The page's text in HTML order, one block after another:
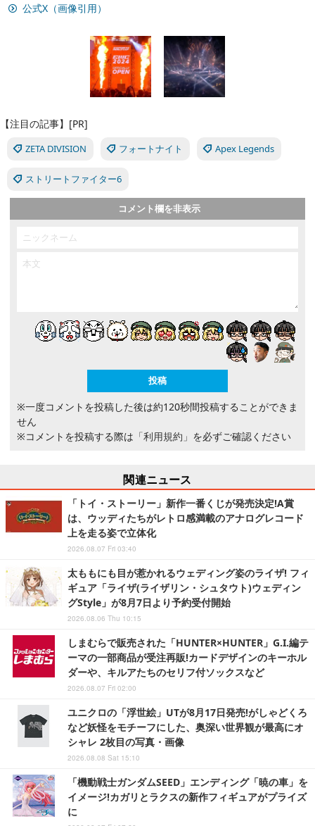
公式X（画像引用）
【注目の記事】[PR]
ZETA DIVISION フォートナイト Apex Legends
ストリートファイター6
コメント欄を非表示
※一度コメントを投稿した後は約120秒間投稿することができま
せん
※コメントを投稿する際は 「利用規約」 を必ずご確認ください
関連ニュース
「トイ・ストーリー」新作一番くじが発売決定!A賞
は、ウッディたちがレトロ感満載のアナログレコード
上を走る姿で立体化
2026.08.07 Fri 03:40
太ももにも目が惹かれるウェディング姿のライザ! フィ
ギュア「ライザ(ライザリン・シュタウト)ウェディン
グStyle」が8月7日より予約受付開始
2026.08.06 Thu 10:15
しまむらで販売された「HUNTER×HUNTER」G.I.編テ
ーマの一部商品が受注再販!カードデザインのキーホル
ダーや、キルアたちのセリフ付ソックスなど
2026.08.07 Fri 02:00
ユニクロの「浮世絵」UTが8月17日発売!がしゃどくろ
など妖怪をモチーフにした、奥深い世界観が最高にオ
シャレ 2枚目の写真・画像
2026.08.08 Sat 15:10
「機動戦士ガンダムSEED」エンディング「暁の車」を
イメージ!カガリとラクスの新作フィギュアがプライズ
に